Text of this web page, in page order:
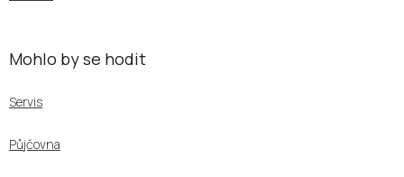
Mohlo by se hodit
Servis
Půjčovna